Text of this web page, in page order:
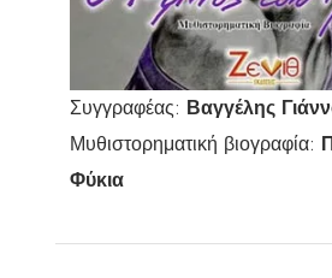
Συγγραφέας: Βαγγέλης
Μυθιστορηματική βιογραφία:
Φύκια